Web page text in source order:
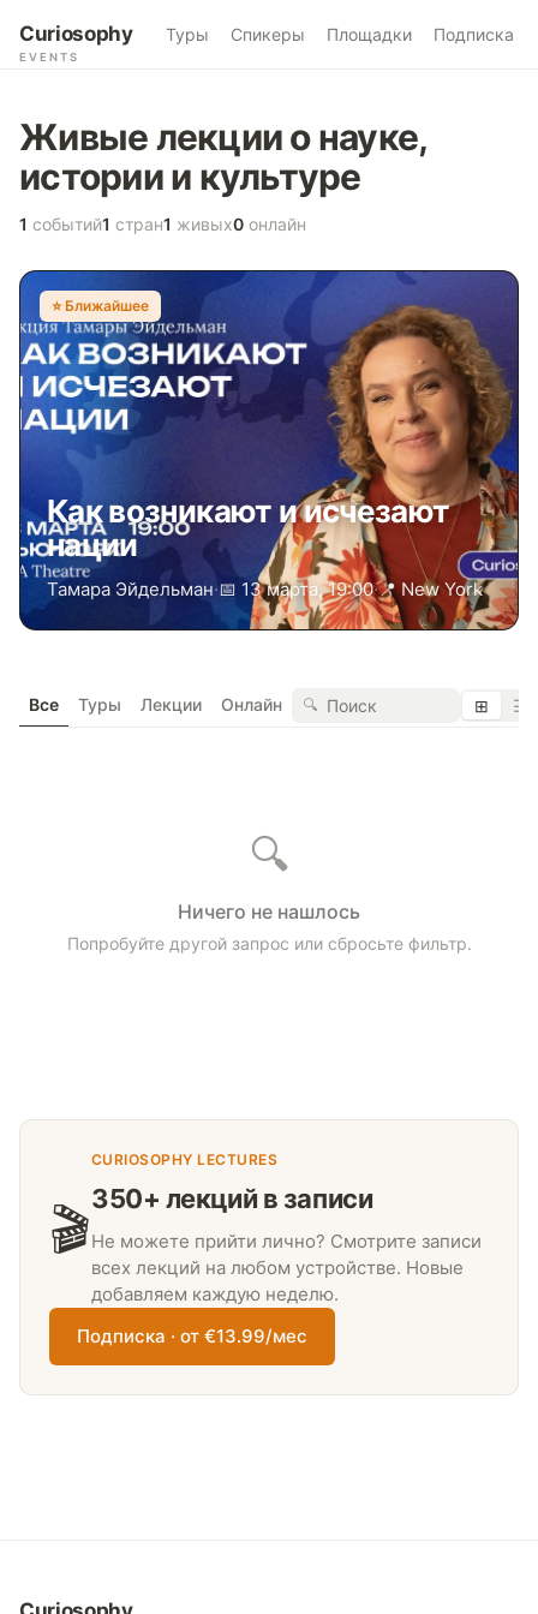
Curiosophy
EVENTS
Туры Спикеры Площадки Подписка
Живые лекции о науке,
истории и культуре
1 событий1 стран1 живых0 онлайн
⭐️ Ближайшее
Как возникают и исчезают
нации
Тамара Эйдельман·📅 13 марта, 19:00·📍 New York
Все Туры Лекции Онлайн 🔍 ⊞ ☰
🔍
Ничего не нашлось
Попробуйте другой запрос или сбросьте фильтр.
🎬
CURIOSOPHY LECTURES
350+ лекций в записи
Не можете прийти лично? Смотрите записи
всех лекций на любом устройстве. Новые
добавляем каждую неделю.
Подписка · от €13.99/мес